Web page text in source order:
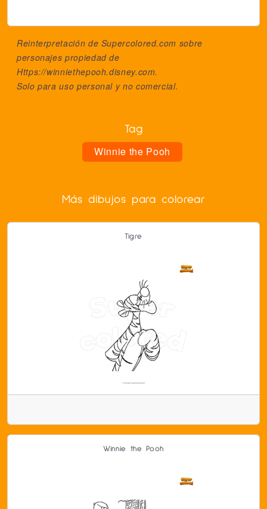
Reinterpretación de Supercolored.com sobre
personajes propiedad de
Https://winniethepooh.disney.com.
Solo para uso personal y no comercial.
Tag
Winnie the Pooh
Más dibujos para colorear
Tigre
Winnie the Pooh